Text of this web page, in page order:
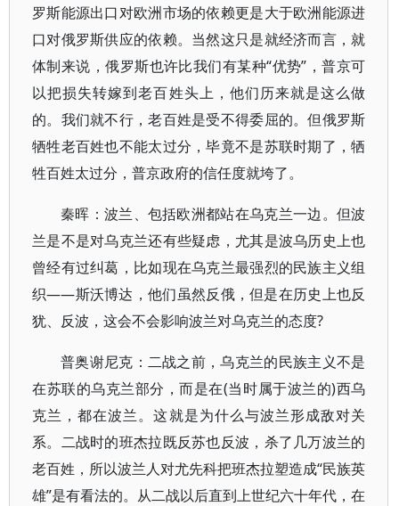
罗斯能源出口对欧洲市场的依赖更是大于欧洲能源进
口对俄罗斯供应的依赖。当然这只是就经济而言，就
体制来说，俄罗斯也许比我们有某种“优势”，普京可
以把损失转嫁到老百姓头上，他们历来就是这么做
的。我们就不行，老百姓是受不得委屈的。但俄罗斯
牺牲老百姓也不能太过分，毕竟不是苏联时期了，牺
牲百姓太过分，普京政府的信任度就垮了。
秦晖：波兰、包括欧洲都站在乌克兰一边。但波
兰是不是对乌克兰还有些疑虑，尤其是波乌历史上也
曾经有过纠葛，比如现在乌克兰最强烈的民族主义组
织——斯沃博达，他们虽然反俄，但是在历史上也反
犹、反波，这会不会影响波兰对乌克兰的态度?
普奥谢尼克：二战之前，乌克兰的民族主义不是
在苏联的乌克兰部分，而是在(当时属于波兰的)西乌
克兰，都在波兰。这就是为什么与波兰形成敌对关
系。二战时的班杰拉既反苏也反波，杀了几万波兰的
老百姓，所以波兰人对尤先科把班杰拉塑造成“民族英
雄”是有看法的。从二战以后直到上世纪六十年代，在